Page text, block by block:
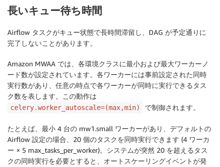
長いキュー待ち時間
Airflow タスクがキュー状態で長時間滞留し、DAG が予定通りに
完了しないことがあります。
Amazon MWAA では、各環境クラスに最小および最大ワーカーノ
ード数が設定されています。各ワーカーには事前設定された同時
実行数があり、任意の時点で各ワーカーが同時に実行できるタス
ク数を表します。この動作は
celery.worker_autoscale=(max,min) で制御されます。
たとえば、最小 4 台の mw1.small ワーカーがあり、デフォルトの
Airflow 設定の場合、20 個のタスクを同時実行できます (4 ワーカ
ー × 5 max_tasks_per_worker)。システムが突然 20 を超えるタス
クの同時実行を必要とすると、オートスケーリングイベントが発